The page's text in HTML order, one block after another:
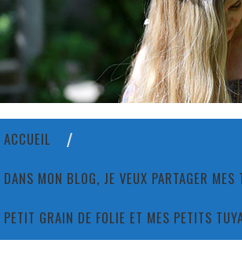
ACCUEIL
DANS MON BLOG, JE VEUX PARTAGER
PETIT GRAIN DE FOLIE ET MES PETITS